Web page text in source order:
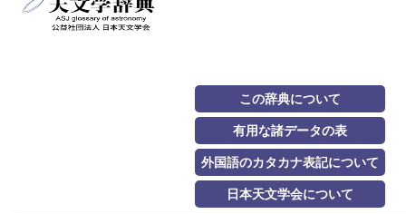
この辞典について
有用な諸データの表
外国語のカタカナ表記について
日本天文学会について